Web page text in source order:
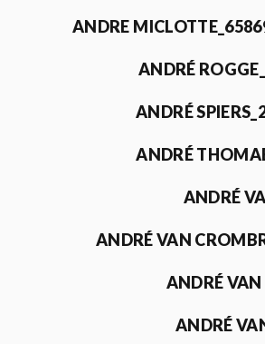
ANDRE
ANDRÉ
ANDRÉ
ANDRÉ
ANDRÉ
ANDRÉ VAN
ANDRÉ
ANDRÉ